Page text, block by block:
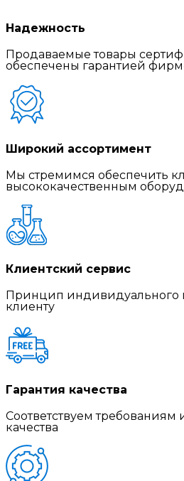
Надежность
Продаваемые товары
обеспечены гарантией
Широкий ассортимент
Мы стремимся обеспечить
высококачественным
Клиентский сервис
Принцип индивидуального
клиенту
Гарантия качества
Соответствуем требованиям
качества